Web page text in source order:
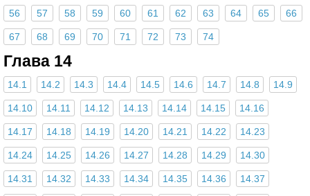
56 57 58 59 60 61 62 63 64 65 66
67 68 69 70 71 72 73 74
Глава 14
14.1 14.2 14.3 14.4 14.5 14.6 14.7 14.8 14.9
14.10 14.11 14.12 14.13 14.14 14.15 14.16
14.17 14.18 14.19 14.20 14.21 14.22 14.23
14.24 14.25 14.26 14.27 14.28 14.29 14.30
14.31 14.32 14.33 14.34 14.35 14.36 14.37